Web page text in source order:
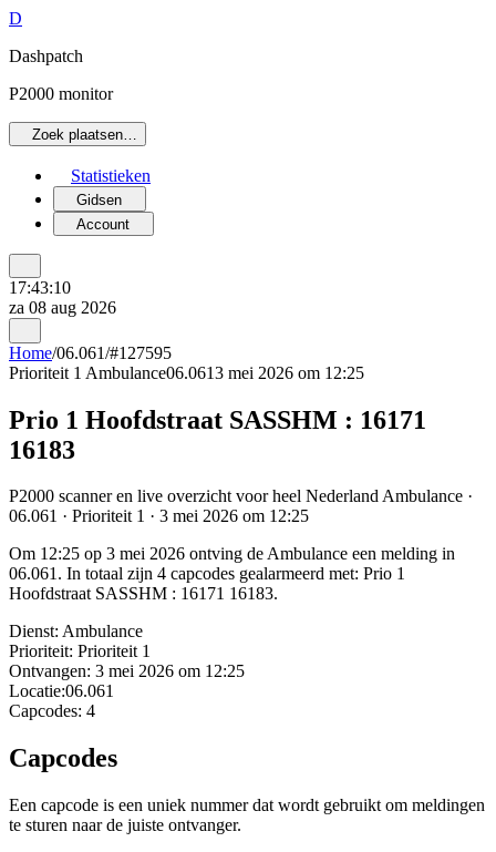
D
Dashpatch
P2000 monitor
Zoek plaatsen…
Statistieken
Gidsen
Account
17:43:10
za 08 aug 2026
Home/06.061/#127595
Prioriteit 1 Ambulance06.0613 mei 2026 om 12:25
Prio 1 Hoofdstraat SASSHM : 16171
16183
P2000 scanner en live overzicht voor heel Nederland Ambulance ·
06.061 · Prioriteit 1 · 3 mei 2026 om 12:25
Om 12:25 op 3 mei 2026 ontving de Ambulance een melding in
06.061. In totaal zijn 4 capcodes gealarmeerd met: Prio 1
Hoofdstraat SASSHM : 16171 16183.
Dienst: Ambulance
Prioriteit: Prioriteit 1
Ontvangen: 3 mei 2026 om 12:25
Locatie:06.061
Capcodes: 4
Capcodes
Een capcode is een uniek nummer dat wordt gebruikt om meldingen
te sturen naar de juiste ontvanger.